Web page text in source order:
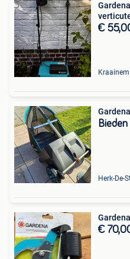
€
Kraainem
Bieden
Herk-De-
€